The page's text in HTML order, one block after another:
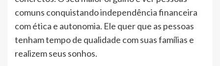
comuns conquistando independência financeira
com ética e autonomia. Ele quer que as pessoas
tenham tempo de qualidade com suas famílias e
realizem seus sonhos.